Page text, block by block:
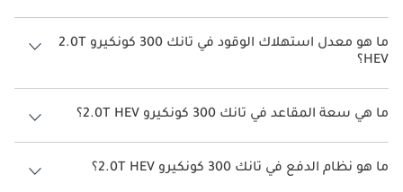
سعر تانك 300 كونكيرو 2.0T HEV هو درهم 155,000.
ما هو معدل استهلاك الوقود في تانك 300 كونكيرو 2.0T
HEV؟
يبلغ معدل استهلاك الوقود المقترح من الشركة المصنعة لسيارة تانك 300
2026 من 9 كم/ليتر - 17 كم/ليتر.
ما هي سعة المقاعد في تانك 300 كونكيرو 2.0T HEV؟
تتسع تانك 300 كونكيرو 2.0T HEV لأ 5 أشخاص.
ما هو نظام الدفع في تانك 300 كونكيرو 2.0T HEV؟